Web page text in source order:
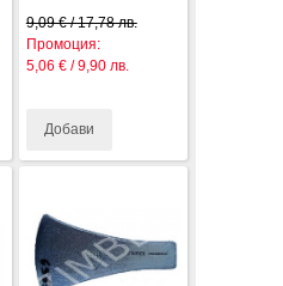
9,09 € / 17,78 лв.
Промоция:
5,06 € / 9,90 лв.
Добави